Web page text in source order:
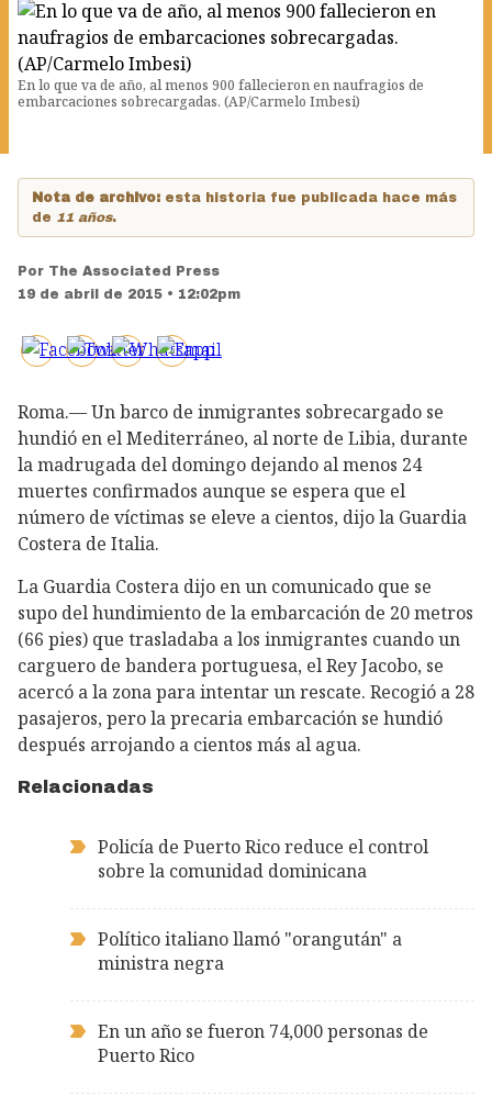
En lo que va de año, al menos 900 fallecieron en naufragios de
embarcaciones sobrecargadas. (AP/Carmelo Imbesi)
Nota de archivo: esta historia fue publicada hace más
de 11 años.
Por The Associated Press
19 de abril de 2015 • 12:02pm
Roma.— Un barco de inmigrantes sobrecargado se
hundió en el Mediterráneo, al norte de Libia, durante
la madrugada del domingo dejando al menos 24
muertes confirmados aunque se espera que el
número de víctimas se eleve a cientos, dijo la Guardia
Costera de Italia.
La Guardia Costera dijo en un comunicado que se
supo del hundimiento de la embarcación de 20 metros
(66 pies) que trasladaba a los inmigrantes cuando un
carguero de bandera portuguesa, el Rey Jacobo, se
acercó a la zona para intentar un rescate. Recogió a 28
pasajeros, pero la precaria embarcación se hundió
después arrojando a cientos más al agua.
Relacionadas
Policía de Puerto Rico reduce el control
sobre la comunidad dominicana
Político italiano llamó "orangután" a
ministra negra
En un año se fueron 74,000 personas de
Puerto Rico